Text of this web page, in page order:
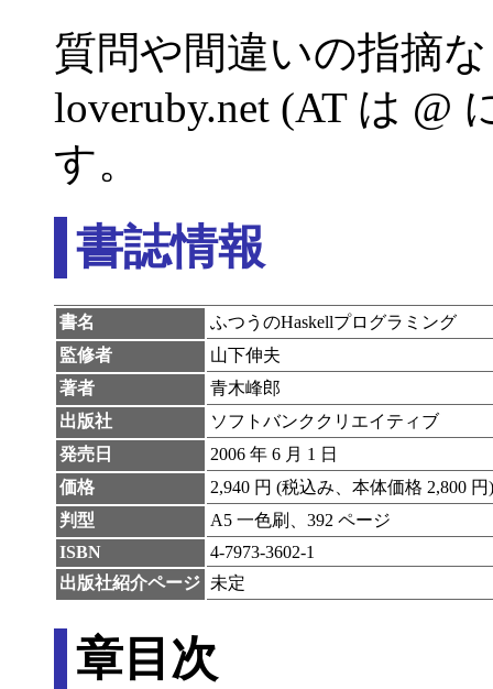
質問や間違いの指摘
loveruby.net (AT は @
す。
書誌情報
書名
ふつうのHaskellプログラミング
監修者
山下伸夫
著者
青木峰郎
出版社
ソフトバンククリエイティブ
発売日
2006 年 6 月 1 日
価格
2,940 円 (税込み、本体価格 2,800 円
判型
A5 一色刷、392 ページ
ISBN
4-7973-3602-1
出版社紹介ページ 未定
章目次